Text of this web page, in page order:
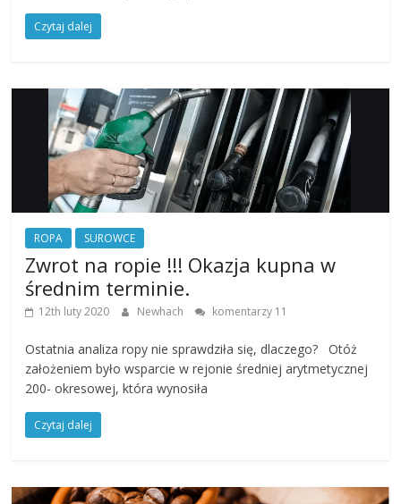
Czytaj dalej
ROPA SUROWCE
Zwrot na ropie !!! Okazja kupna w
średnim terminie.
12th luty 2020 Newhach komentarzy 11
Ostatnia analiza ropy nie sprawdziła się, dlaczego? Otóż
założeniem było wsparcie w rejonie średniej arytmetycznej
200- okresowej, która wynosiła
Czytaj dalej